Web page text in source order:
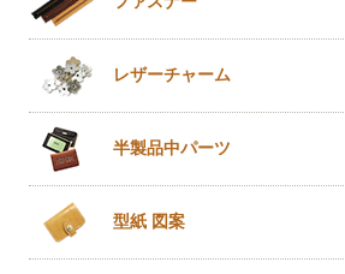
レザーチャーム
半製品中パーツ
型紙 図案